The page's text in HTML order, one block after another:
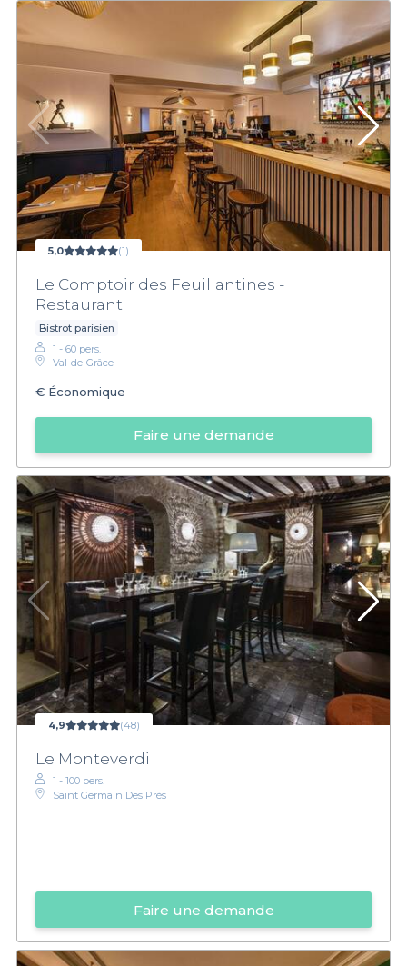
5,0 (1)
Le Comptoir des Feuillantines -
Restaurant
Bistrot parisien
1 - 60 pers.
Val-de-Grâce
€ Économique
Faire une demande
4,9 (48)
Le Monteverdi
1 - 100 pers.
Saint Germain Des Près
Faire une demande